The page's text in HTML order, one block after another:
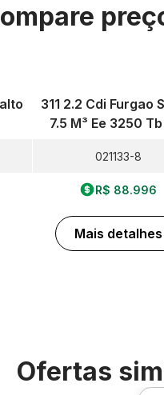
311 2.2 Cdi Furgao
7.5 M³ Ee 3250
021133-8
R$ 88.996
Mais detalhes
Ofertas